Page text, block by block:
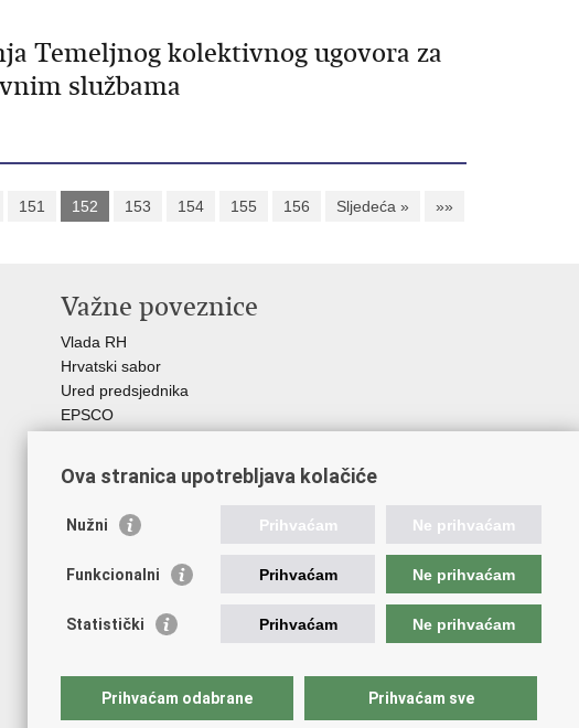
Temeljnog kolektivnog ugovora za
službama
151 152 153 154 155 156 Sljedeća » »»
Važne poveznice
Vlada RH
Hrvatski sabor
Ured predsjednika
EPSCO
HZMO
Hrvatski zavod za socijalni rad
Akademija socijalne skrbi - ASOSK
Obiteljski centar
AORT
FEAD
Socijalno partnerstvo
Ova stranica upotrebljava kolačiće
Nužni Prihvaćam Ne prihvaćam
Funkcionalni Prihvaćam Ne prihvaćam
Statistički Prihvaćam Ne prihvaćam
Prihvaćam odabrane Prihvaćam sve